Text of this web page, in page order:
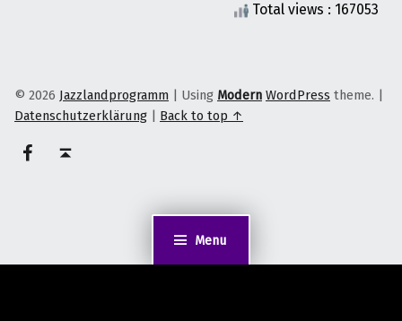
Menu
Total views : 167053
© 2026 Jazzlandprogramm Using Modern WordPress theme.
Datenschutzerklärung
Back to top ↑